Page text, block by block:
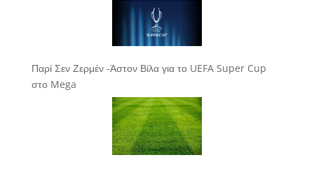
Παρί Σεν Ζερμέν -Άστον Βίλα για το UEFA Super Cup
στο Mega